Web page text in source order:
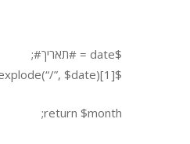
$date = #תאריך#;
$month = explode(“/”, $date)[1];
return $month;